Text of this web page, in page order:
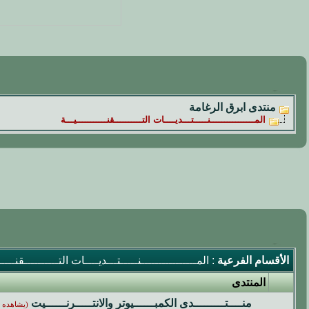
منتدى ابرق الرغامة
المــــــــــــــــنـــــتـــديــــات التــــــــــقنـــــــــــيـــة
الأقسام الفرعية : المــــــــــــــــنـــــتـــديــــات
المنتدى
منــــتـــــــــدى الكمبــــــيوتر والانتـــــرنــــــيت (يشاهده 87 زائر)